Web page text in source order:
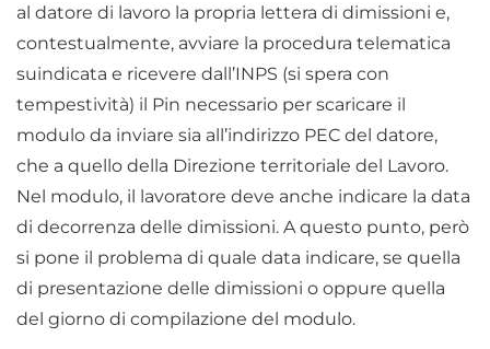
al datore di lavoro la propria lettera di dimissioni e,
contestualmente, avviare la procedura telematica
suindicata e ricevere dall’INPS (si spera con
tempestività) il Pin necessario per scaricare il
modulo da inviare sia all’indirizzo PEC del datore,
che a quello della Direzione territoriale del Lavoro.
Nel modulo, il lavoratore deve anche indicare la data
di decorrenza delle dimissioni. A questo punto, però
si pone il problema di quale data indicare, se quella
di presentazione delle dimissioni o oppure quella
del giorno di compilazione del modulo.